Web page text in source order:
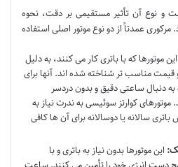
و نوع آن تأثیر مستقیمی بر دقت، نحوه
عمدتاً از دو نوع موتور اصلی استفاده
این موتورها که با باتری کار می کنند، به دلیل
قیمت مناسب تر شناخته شده اند. آنها برای
به دنبال ساعتی دقیق و بدون دردسر
کوارتز سوئیسی به ندرت نیاز به
سالانه یا دوسالانه برای آن ها کافی
این موتورها بدون نیاز به باتری و با